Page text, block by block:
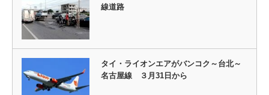
線道路
タイ・ライオンエアがバンコク～台北～
名古屋線 ３月31日から